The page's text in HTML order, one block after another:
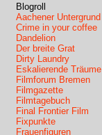
Blogroll
Aachener Untergrund
Crime in your coffee
Dandelion
Der breite Grat
Dirty Laundry
Eskalierende Träume
Filmforum Bremen
Filmgazette
Filmtagebuch
Final Frontier Film
Fixpunkte
Frauenfiguren